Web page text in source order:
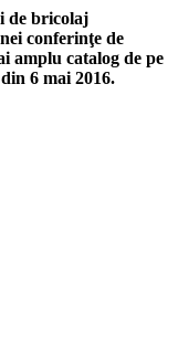
de bricolaj
conferinţe de
amplu catalog de pe
6 mai 2016.